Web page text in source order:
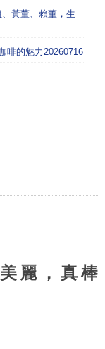
黃董、賴董，生
啡的魅力20260716
麗，真棒